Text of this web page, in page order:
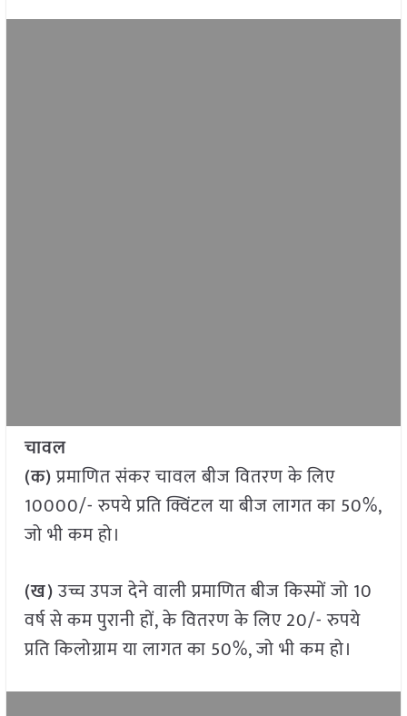
चावल
(क)प्रमाणित संकर चावल बीज वितरण के लिए
10000/- रुपये प्रति क्विंटल या बीज लागत का 50%,
जो भी कम हो।
(ख)उच्च उपज देने वाली प्रमाणित बीज किस्मों जो 10
वर्ष से कम पुरानी हों, के वितरण के लिए 20/- रुपये
प्रति किलोग्राम या लागत का 50%, जो भी कम हो।